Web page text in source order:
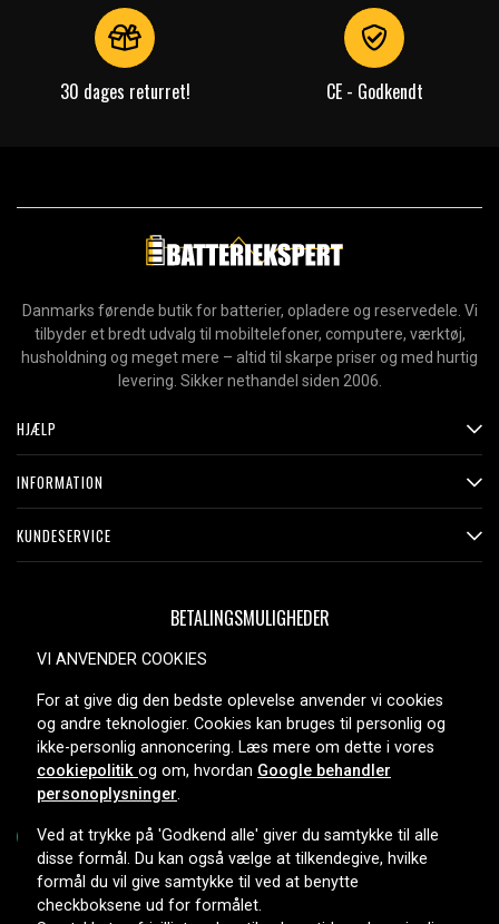
30 dages returret! CE - Godkendt
Danmarks førende butik for batterier, opladere og reservedele. Vi
tilbyder et bredt udvalg til mobiltelefoner, computere, værktøj,
husholdning og meget mere – altid til skarpe priser og med hurtig
levering. Sikker nethandel siden 2006.
HJÆLP
INFORMATION
KUNDESERVICE
BETALINGSMULIGHEDER
LEVERINGSMULIGHEDER
Copyright © 2026, Spares Nordic AB
VI ANVENDER COOKIES
For at give dig den bedste oplevelse anvender vi cookies
og andre teknologier. Cookies kan bruges til personlig og
ikke-personlig annoncering. Læs mere om dette i vores
cookiepolitik og om, hvordan Google behandler
personoplysninger.
Ved at trykke på 'Godkend alle' giver du samtykke til alle
disse formål. Du kan også vælge at tilkendegive, hvilke
formål du vil give samtykke til ved at benytte
checkboksene ud for formålet.